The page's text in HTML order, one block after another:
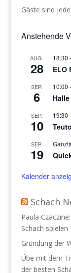
Gäste sind
Anstehende
AUG.
28
18:30 -
ELO
SEP.
6
10:00 -
SEP.
10
19:30 -
SEP.
19
Kalender
Schach
Paula
Schach spielen
Gründung der
Übe mit dem
der besten